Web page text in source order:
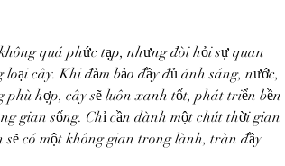
quá phức tạp, nhưng đòi hỏi sự quan
cây. Khi đảm bảo đầy đủ ánh sáng, nước,
phù hợp, cây sẽ luôn xanh tốt, phát triển bền
gian sống. Chỉ cần dành một chút thời gian
sẽ có một không gian trong lành, tràn đầy